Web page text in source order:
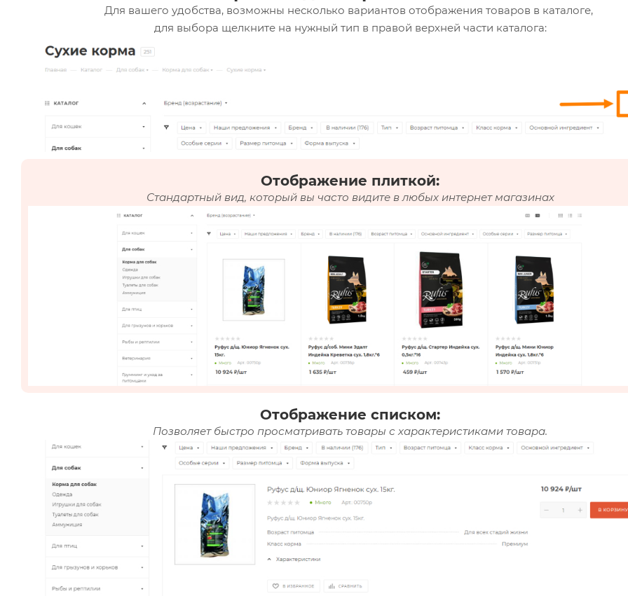
Для вашего удобства, возможны несколько вариантов отображения товаров в каталоге,
для выбора щелкните на нужный тип в правой верхней части каталога:
Отображение плиткой:
Стандартный вид, который вы часто видите в любых интернет магазинах
Отображение списком:
Позволяет быстро просматривать товары с характеристиками товара.